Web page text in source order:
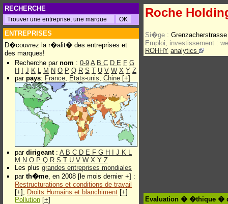
RECHERCHE
ENTREPRISES
D�couvrez la r�alit� des entreprises et
des marques!
Recherche par nom : 0-9 A B C D E F G
H
J K L M N O P Q R S T U V W X Y Z
par pays: France, Etats-unis, Chine [+]
par dirigeant: A B C D E F G H J K L
M N O P Q R S T U V W X Y Z
Les plus grandes entreprises mondiales
par th�me, en 2008 [le mois dernier +] :
Restructurations et conditions de travail
[+], Droits Humains et blanchiment [+]
Pollution [+]
Roche
Si�ge :
Emploi, investissement :
ROHHY analytics
Evaluation � �thique �